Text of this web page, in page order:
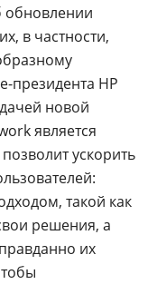
обновлении
в частности,
президента HP
новой
является
ускорить
такой как
решения, а
их